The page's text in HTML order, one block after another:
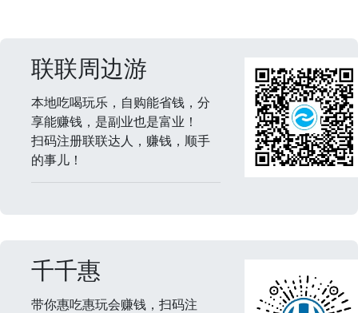
联联周边游
本地吃喝玩乐，自购能省钱，分
享能赚钱，是副业也是富业！
扫码注册联联达人，赚钱，顺手
的事儿！
千千惠
带你惠吃惠玩会赚钱，扫码注